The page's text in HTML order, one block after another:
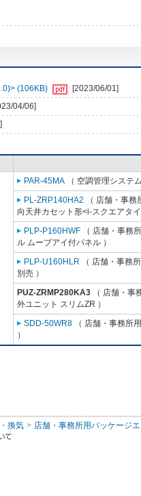
(106KB)
[2023/06/01]
04/06]
PAR-45MA （ 空調管理システ
PL-ZRP140HA2 （ 店舗・事
向天井カセット形<i-スクエアタ
PLP-P160HWF （ 店舗・事務
ル ムーブアイ付パネル ）
PLP-U160HLR （ 店舗・事務
別売 ）
PUZ-ZRMP280KA3 （ 店舗・事
外ユニット スリムZR ）
SDD-50WR8 （ 店舗・事務所
）
換気 店舗・事務所用パッケージ